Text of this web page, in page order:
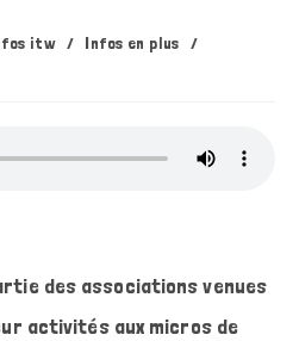
itw / Infos en plus
/
des associations venues
activités aux micros de